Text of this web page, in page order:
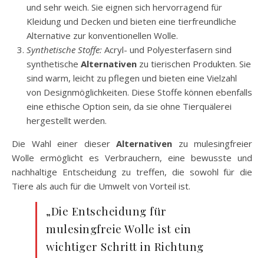
und sehr weich. Sie eignen sich hervorragend für
Kleidung und Decken und bieten eine tierfreundliche
Alternative zur konventionellen Wolle.
Synthetische Stoffe: Acryl- und Polyesterfasern sind
synthetische Alternativen zu tierischen Produkten. Sie
sind warm, leicht zu pflegen und bieten eine Vielzahl
von Designmöglichkeiten. Diese Stoffe können ebenfalls
eine ethische Option sein, da sie ohne Tierquälerei
hergestellt werden.
Die Wahl einer dieser Alternativen zu mulesingfreier
Wolle ermöglicht es Verbrauchern, eine bewusste und
nachhaltige Entscheidung zu treffen, die sowohl für die
Tiere als auch für die Umwelt von Vorteil ist.
„Die Entscheidung für
mulesingfreie Wolle ist ein
wichtiger Schritt in Richtung